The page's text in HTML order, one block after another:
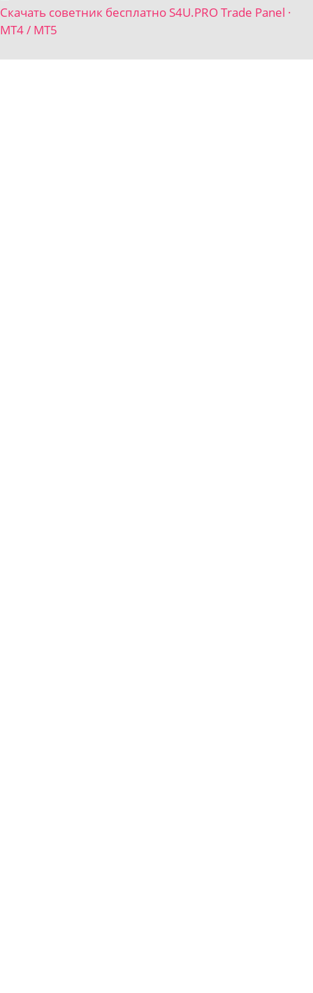
Скачать советник бесплатно S4U.PRO Trade Panel ·
MT4 / MT5